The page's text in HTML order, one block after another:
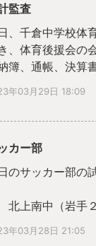
監査
、千倉中学校体
、体育後援会の
簿、通帳、決算
年03月29日 18:09
カー部
のサッカー部の
上南中（岩手
年03月28日 21:05